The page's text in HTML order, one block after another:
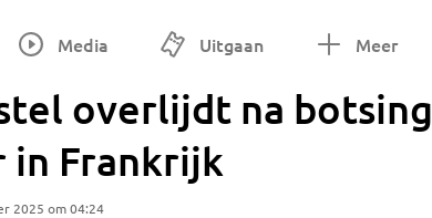
Media Uitgaan Meer
overlijdt na botsing
in Frankrijk
2025 om 04:24